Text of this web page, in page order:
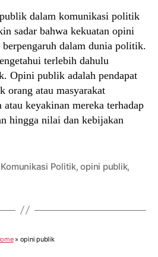
dalam komunikasi politik
sadar bahwa kekuatan opini
dalam dunia politik.
terlebih dahulu
Opini publik adalah pendapat
orang atau masyarakat
atau keyakinan mereka terhadap
hingga nilai dan kebijakan
Komunikasi Politik,opini publik,
» opini publik